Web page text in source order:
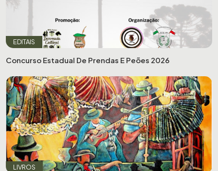
EDITAIS
Concurso Estadual De Prendas E Peões 2026
LIVROS